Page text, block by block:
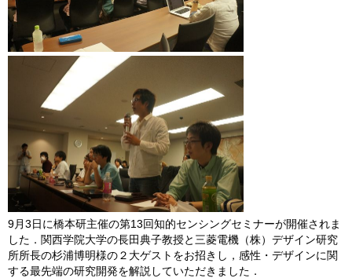
9月3日に橋本研主催の第13回知的センシングセミナーが開催されま
した．関西学院大学の長田典子教授と三菱電機（株）デザイン研究
所所長の杉浦博明様の２大ゲストをお招きし，感性・デザインに関
する最先端の研究開発を解説していただきました．